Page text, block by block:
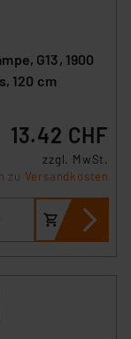
G13, 1900
120 cm
13.42 CHF
zzgl. MwSt.
zu Versandkosten